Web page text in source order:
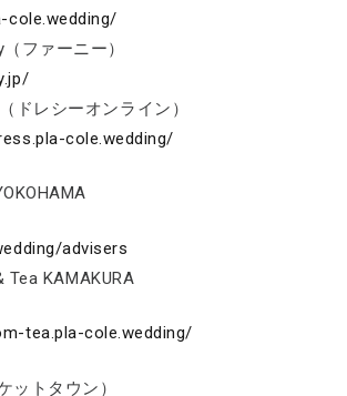
cole.wedding/
ファーニー）
ドレシーオンライン）
cole.wedding/
advisers
Tea KAMAKURA
tea.pla-cole.wedding/
ットタウン）